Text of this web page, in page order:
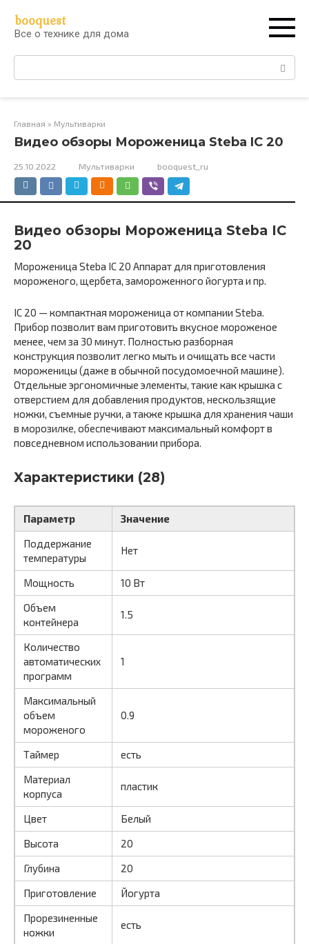
контенту
booquest
Все о технике для дома
Поиск:
Главная » Мультиварки
Видео обзоры Мороженица Steba IC 20
25.10.2022 Мультиварки booquest_ru
Видео обзоры Мороженица Steba IC
20
Мороженица Steba IC 20 Аппарат для приготовления
мороженого, щербета, замороженного йогурта и пр.
IC 20 — компактная мороженица от компании Steba.
Прибор позволит вам приготовить вкусное мороженое
менее, чем за 30 минут. Полностью разборная
конструкция позволит легко мыть и очищать все части
мороженицы (даже в обычной посудомоечной машине).
Отдельные эргономичные элементы, такие как крышка с
отверстием для добавления продуктов, нескользящие
ножки, съемные ручки, а также крышка для хранения чаши
в морозилке, обеспечивают максимальный комфорт в
повседневном использовании прибора.
Характеристики (28)
Параметр
Значение
Поддержание
температуры
Нет
Мощность
10 Вт
Объем
контейнера
1.5
Количество
автоматических
программ
1
Максимальный
объем
мороженого
0.9
Таймер
есть
Материал
корпуса
пластик
Цвет
Белый
Высота
20
Глубина
20
Приготовление
Йогурта
Прорезиненные
ножки
есть